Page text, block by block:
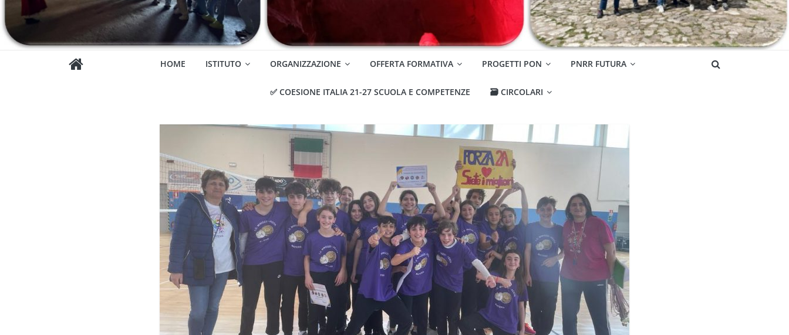
HOME ISTITUTO ORGANIZZAZIONE OFFERTA FORMATIVA PROGETTI PON PNRR FUTURA
✅ COESIONE ITALIA 21-27 SCUOLA E COMPETENZE 🗃️ CIRCOLARI